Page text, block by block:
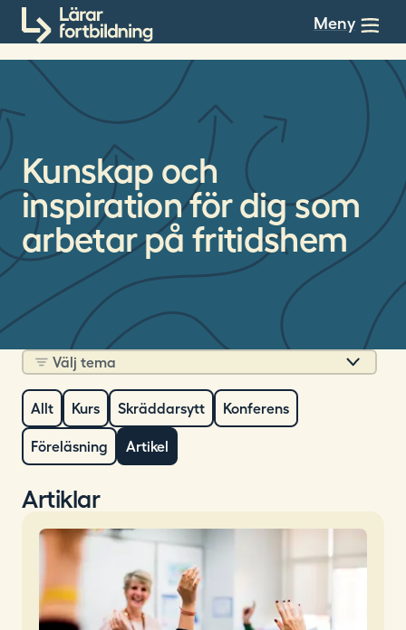
Till innehållet Meny
Kunskap och
inspiration för dig som
arbetar på fritidshem
Välj tema
Allt Kurs Skräddarsytt Konferens
Föreläsning Artikel
Artiklar